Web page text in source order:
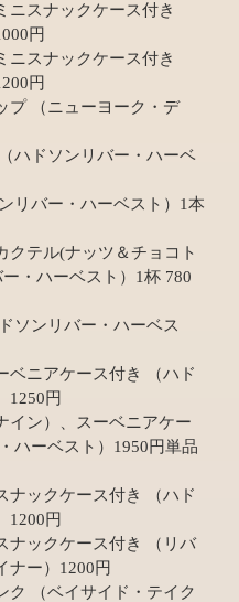
ニスナックケース付き
円
ニスナックケース付き
円
プ （ニューヨーク・デ
ハドソンリバー・ハーベ
リバー・ハーベスト）1本
クテル(ナッツ＆チョコト
・ハーベスト）1杯 780
ソンリバー・ハーベス
ベニアケース付き （ハド
1250円
イン）、スーベニアケー
ハーベスト）1950円単品
ナックケース付き （ハド
1200円
ナックケース付き （リバ
ナー）1200円
ク （ベイサイド・テイク